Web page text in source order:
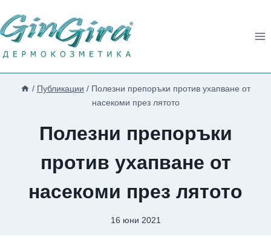
съдържанието
/ Публикации / Полезни препоръки против ухапване от
насекоми през лятото
Полезни препоръки
против ухапване от
насекоми през лятото
16 юни 2021